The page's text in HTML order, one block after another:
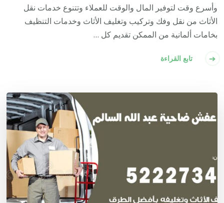
وأسرع وقت لتوفير المال والوقت للعملاء وتتنوع خدمات نقل
الأثاث من نقل وفك وتركيب وتغليف الأثاث وخدمات التنظيف
بخامات ألمانية من الممكن تقديم كل …
تابع القراءة